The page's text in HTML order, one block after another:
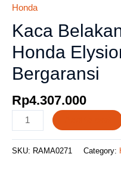
Honda
Kaca
Honda
Bergaransi
Rp4.307.000
SKU: RAMA0271 Category: